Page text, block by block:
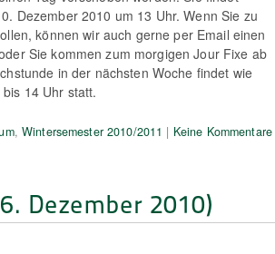
Dezember 2010 um 13 Uhr. Wenn Sie zu
können wir auch gerne per Email einen
Sie kommen zum morgigen Jour Fixe ab
in der nächsten Woche findet wie
14 Uhr statt.
, Wintersemester 2010/2011 | Keine Kommentare
Dezember 2010)